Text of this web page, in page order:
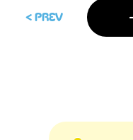
< Prev